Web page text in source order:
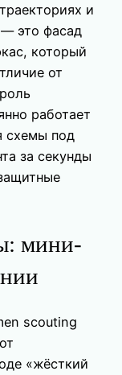
и
это фасад
который
от
работает
схемы под
за секунды
мини-
scouting
«жёсткий